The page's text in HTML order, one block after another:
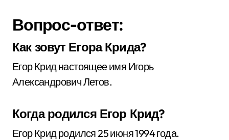
Вопрос-ответ:
Как зовут Егора Крида?
Егор Крид настоящее имя Игорь
Александрович Летов.
Когда родился Егор Крид?
Егор Крид родился 25 июня 1994 года.